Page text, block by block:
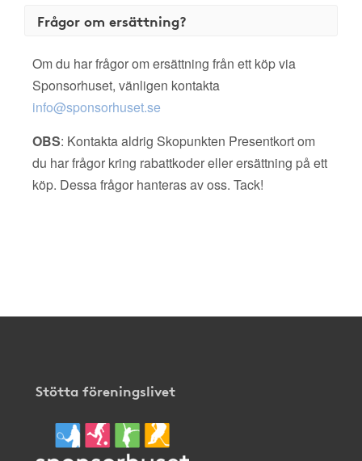
Frågor om ersättning?
Om du har frågor om ersättning från ett köp via
Sponsorhuset, vänligen kontakta
info@sponsorhuset.se
OBS: Kontakta aldrig Skopunkten Presentkort om
du har frågor kring rabattkoder eller ersättning på ett
köp. Dessa frågor hanteras av oss. Tack!
Stötta föreningslivet